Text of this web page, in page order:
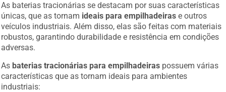
As baterias tracionárias se destacam por suas características
únicas, que as tornam ideais para empilhadeiras e outros
veículos industriais. Além disso, elas são feitas com materiais
robustos, garantindo durabilidade e resistência em condições
adversas.
As baterias tracionárias para empilhadeiras possuem várias
características que as tornam ideais para ambientes
industriais: